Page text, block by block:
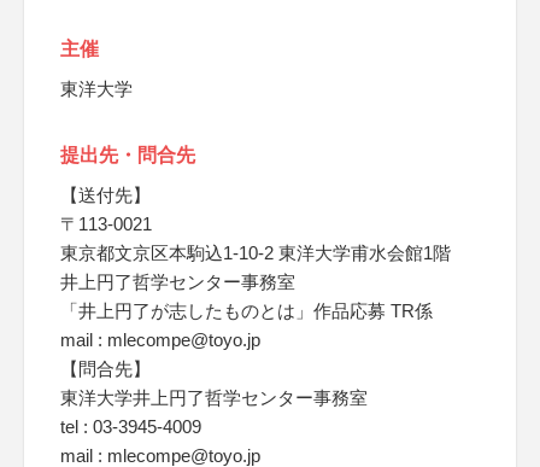
主催
東洋大学
提出先・問合先
【送付先】
〒113-0021
東京都文京区本駒込1-10-2 東洋大学甫水会館1階
井上円了哲学センター事務室
「井上円了が志したものとは」作品応募 TR係
mail : mlecompe@toyo.jp
【問合先】
東洋大学井上円了哲学センター事務室
tel : 03-3945-4009
mail : mlecompe@toyo.jp